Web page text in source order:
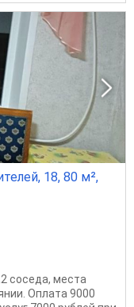
18, 80 м²,
соседа, места
Оплата 9000